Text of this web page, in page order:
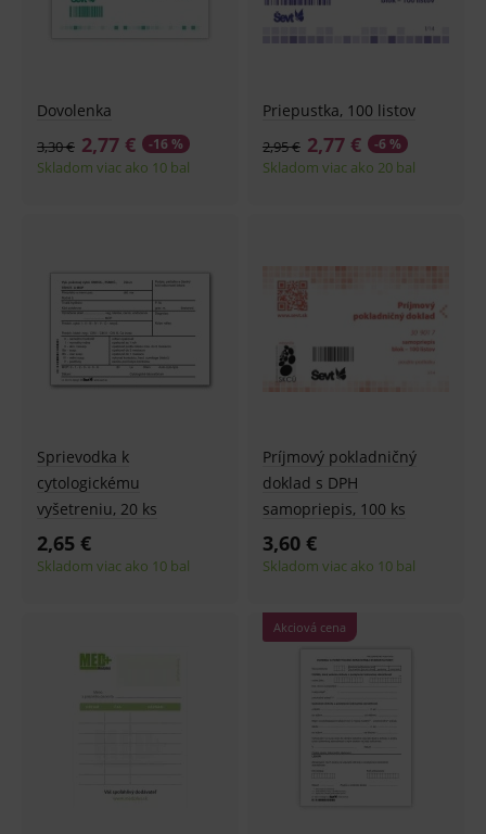
Dovolenka
2,77 €
3,30 € -16 %
Skladom viac ako 10 bal
Priepustka, 100 listov
2,77 €
2,95 € -6 %
Skladom viac ako 20 bal
Sprievodka k
cytologickému
vyšetreniu, 20 ks
2,65 €
Skladom viac ako 10 bal
Príjmový pokladničný
doklad s DPH
samopriepis, 100 ks
3,60 €
Skladom viac ako 10 bal
Akciová cena